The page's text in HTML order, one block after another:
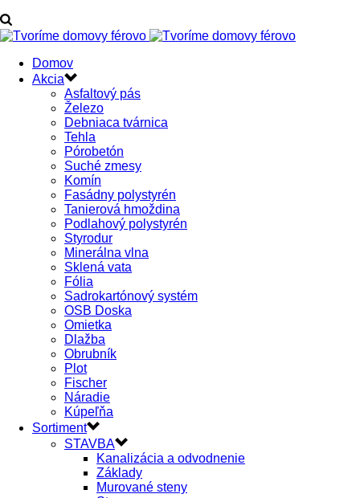
Domov
Akcia
Asfaltový pás
Železo
Debniaca tvárnica
Tehla
Pórobetón
Suché zmesy
Komín
Fasádny polystyrén
Tanierová hmoždina
Podlahový polystyrén
Styrodur
Minerálna vlna
Sklená vata
Fólia
Sadrokartónový systém
OSB Doska
Omietka
Dlažba
Obrubník
Plot
Fischer
Náradie
Kúpeľňa
Sortiment
STAVBA
Kanalizácia a odvodnenie
Základy
Murované steny